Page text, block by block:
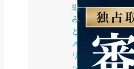
組
み
と
メ
リ
ッ